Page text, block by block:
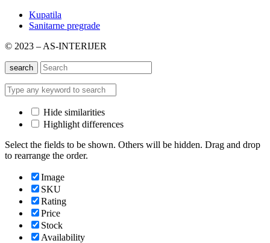
Kupatila
Sanitarne pregrade
© 2023 – AS-INTERIJER
search
Hide similarities
Highlight differences
Select the fields to be shown. Others will be hidden. Drag and drop
to rearrange the order.
Image
SKU
Rating
Price
Stock
Availability